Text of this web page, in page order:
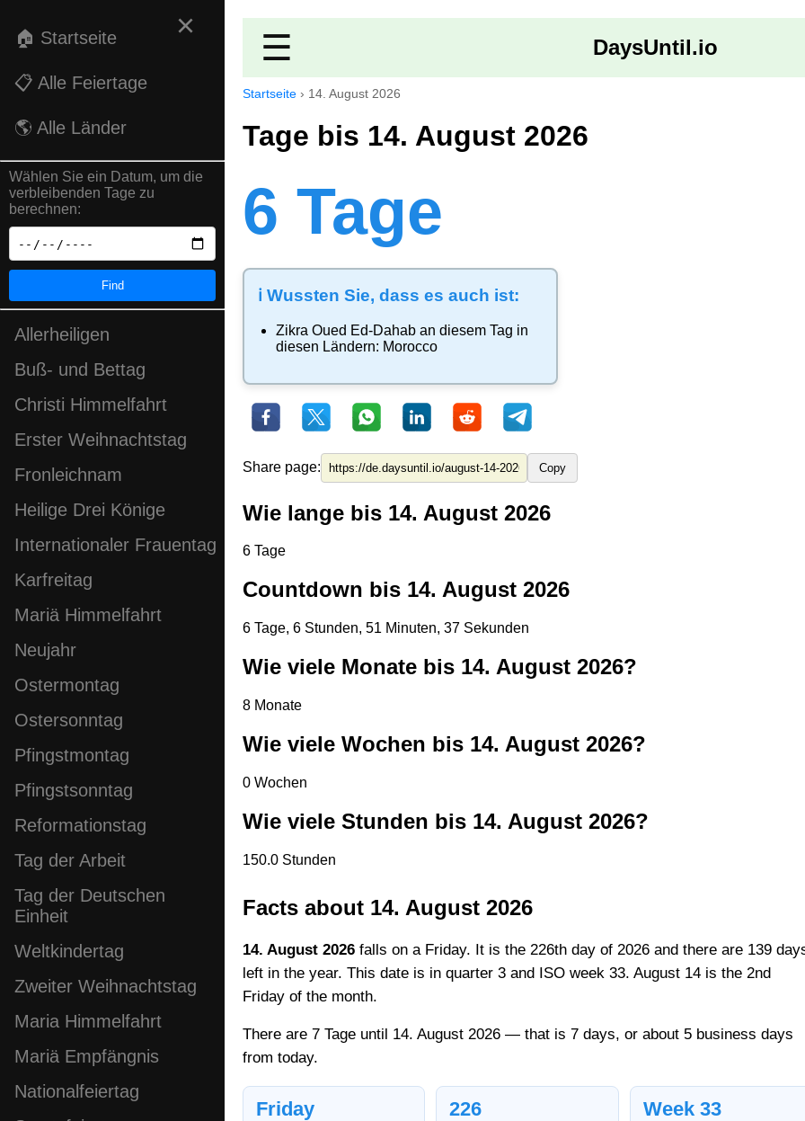
×
🏠 Startseite
📋 Alle Feiertage
🌎 Alle Länder
Wählen Sie ein Datum, um die
verbleibenden Tage zu
berechnen:
Find
Allerheiligen
Buß- und Bettag
Christi Himmelfahrt
Erster Weihnachtstag
Fronleichnam
Heilige Drei Könige
Internationaler Frauentag
Karfreitag
Mariä Himmelfahrt
Neujahr
Ostermontag
Ostersonntag
Pfingstmontag
Pfingstsonntag
Reformationstag
Tag der Arbeit
Tag der Deutschen
Einheit
Weltkindertag
Zweiter Weihnachtstag
Maria Himmelfahrt
Mariä Empfängnis
Nationalfeiertag
☰ DaysUntil.io
Startseite › 14. August 2026
Tage bis 14. August 2026
6 Tage
ℹ️ Wussten Sie, dass es auch ist:
Zikra Oued Ed-Dahab an diesem Tag in
diesen Ländern: Morocco
Share page: Copy
Wie lange bis 14. August 2026
6 Tage
Countdown bis 14. August 2026
6 Tage, 6 Stunden, 51 Minuten, 37 Sekunden
Wie viele Monate bis 14. August 2026?
8 Monate
Wie viele Wochen bis 14. August 2026?
0 Wochen
Wie viele Stunden bis 14. August 2026?
150.0 Stunden
Facts about 14. August 2026
14. August 2026 falls on a Friday. It is the 226th day of 2026 and there are 139
left in the year. This date is in quarter 3 and ISO week 33. August 14 is the 2nd
Friday of the month.
There are 7 Tage until 14. August 2026 — that is 7 days, or about 5 business days
from today.
Friday 226 Week 33